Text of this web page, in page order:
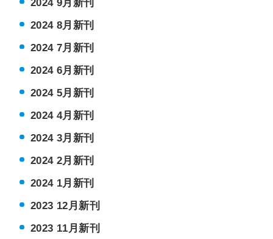
2024 9月新刊
2024 8月新刊
2024 7月新刊
2024 6月新刊
2024 5月新刊
2024 4月新刊
2024 3月新刊
2024 2月新刊
2024 1月新刊
2023 12月新刊
2023 11月新刊